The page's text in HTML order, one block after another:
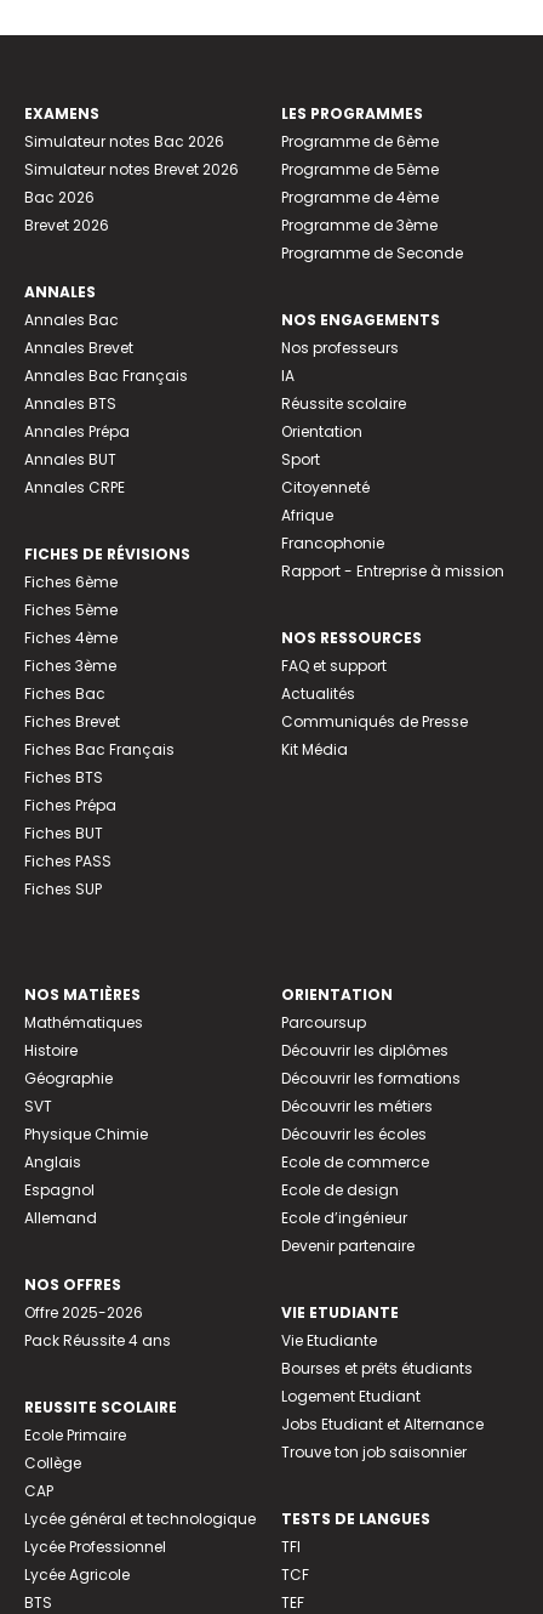
EXAMENS
Simulateur notes Bac 2026
Simulateur notes Brevet 2026
Bac 2026
Brevet 2026
ANNALES
Annales Bac
Annales Brevet
Annales Bac Français
Annales BTS
Annales Prépa
Annales BUT
Annales CRPE
FICHES DE RÉVISIONS
Fiches 6ème
Fiches 5ème
Fiches 4ème
Fiches 3ème
Fiches Bac
Fiches Brevet
Fiches Bac Français
Fiches BTS
Fiches Prépa
Fiches BUT
Fiches PASS
Fiches SUP
LES PROGRAMMES
Programme de 6ème
Programme de 5ème
Programme de 4ème
Programme de 3ème
Programme de Seconde
NOS ENGAGEMENTS
Nos professeurs
IA
Réussite scolaire
Orientation
Sport
Citoyenneté
Afrique
Francophonie
Rapport - Entreprise à mission
NOS RESSOURCES
FAQ et support
Actualités
Communiqués de Presse
Kit Média
NOS MATIÈRES
Mathématiques
Histoire
Géographie
SVT
Physique Chimie
Anglais
Espagnol
Allemand
NOS OFFRES
Offre 2025-2026
Pack Réussite 4 ans
REUSSITE SCOLAIRE
Ecole Primaire
Collège
CAP
Lycée général et technologique
Lycée Professionnel
Lycée Agricole
BTS
ORIENTATION
Parcoursup
Découvrir les diplômes
Découvrir les formations
Découvrir les métiers
Découvrir les écoles
Ecole de commerce
Ecole de design
Ecole d’ingénieur
Devenir partenaire
VIE ETUDIANTE
Vie Etudiante
Bourses et prêts étudiants
Logement Etudiant
Jobs Etudiant et Alternance
Trouve ton job saisonnier
TESTS DE LANGUES
TFI
TCF
TEF